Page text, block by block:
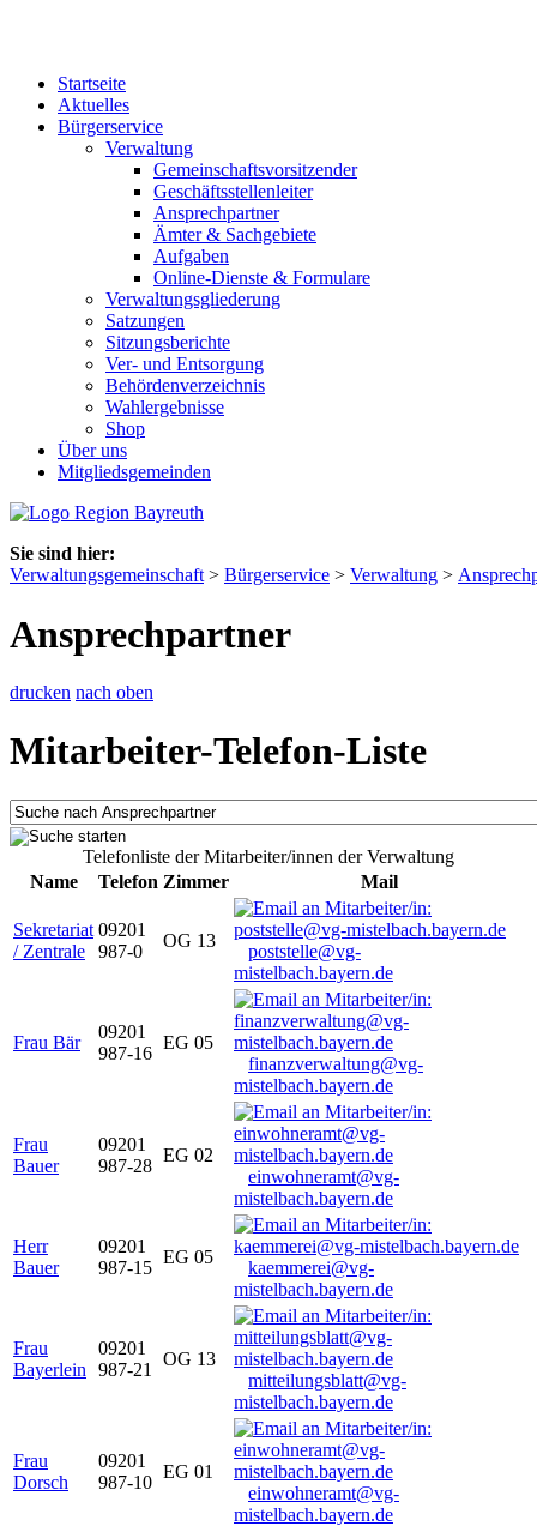
Startseite
Aktuelles
Bürgerservice
Verwaltung
Gemeinschaftsvorsitzender
Geschäftsstellenleiter
Ansprechpartner
Ämter & Sachgebiete
Aufgaben
Online-Dienste & Formulare
Verwaltungsgliederung
Satzungen
Sitzungsberichte
Ver- und Entsorgung
Behördenverzeichnis
Wahlergebnisse
Shop
Über uns
Mitgliedsgemeinden
Sie sind hier:
Verwaltungsgemeinschaft > Bürgerservice > Verwaltung >
Ansprechpartner
drucken nach oben
Mitarbeiter-Telefon-Liste
Telefonliste der Mitarbeiter/innen der Verwaltung
Name
Telefon Zimmer Mail
Sekretariat
/ Zentrale
09201
987-0
OG 13
poststelle@vg-
mistelbach.bayern.de
Frau Bär
09201
987-16
EG 05
finanzverwaltung@vg-
mistelbach.bayern.de
Frau
Bauer
09201
987-28
EG 02
einwohneramt@vg-
mistelbach.bayern.de
Herr
Bauer
09201
987-15
EG 05
kaemmerei@vg-
mistelbach.bayern.de
Frau
Bayerlein
09201
987-21
OG 13
mitteilungsblatt@vg-
mistelbach.bayern.de
Frau
Dorsch
09201
987-10
EG 01
einwohneramt@vg-
mistelbach.bayern.de